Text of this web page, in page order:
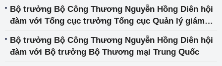
Bộ trưởng Bộ Công Thương Nguyễn Hồng Diên hội
đàm với Tổng cục trưởng Tổng cục Quản lý giám
Bộ trưởng Bộ Công Thương Nguyễn Hồng Diên hội
đàm với Bộ trưởng Bộ Thương mại Trung Quốc